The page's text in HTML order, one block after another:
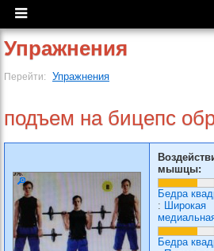
Упражнения
Перейти: Упражнения
подъем на бицепс
мышцы:
Бедра
: Широкая
Бедра